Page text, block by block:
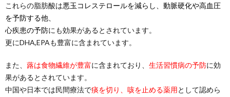
これらの脂肪酸は悪玉コレステロールを減らし、動脈硬化や高血圧
を予防する他、
心疾患の予防にも効果があるとされています。
更にDHA,EPAも豊富に含まれています。
また、 蕗は食物繊維が豊富に含まれており、 生活習慣病の予防に効
果があるとされています。
中国や日本では民間療法で痰を切り、咳を止める薬用として認めら